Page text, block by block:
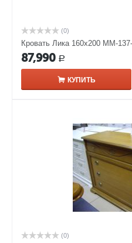
(0)
Кровать Лика 160х200 ММ-
87,990 Р
КУПИТЬ
(0)